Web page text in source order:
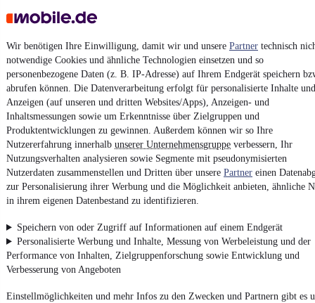
Wir benötigen Ihre Einwilligung, damit wir und unsere Partner technisch
notwendige Cookies und ähnliche Technologien einsetzen und so
personenbezogene Daten (z. B. IP-Adresse) auf Ihrem Endgerät speichern
abrufen können. Die Datenverarbeitung erfolgt für personalisierte Inhalte und
Anzeigen (auf unseren und dritten Websites/Apps), Anzeigen- und
Inhaltsmessungen sowie um Erkenntnisse über Zielgruppen und
Produktentwicklungen zu gewinnen. Außerdem können wir so Ihre
Nutzererfahrung innerhalb unserer Unternehmensgruppe verbessern, Ihr
Nutzungsverhalten analysieren sowie Segmente mit pseudonymisierten
Nutzerdaten zusammenstellen und Dritten über unsere Partner einen
zur Personalisierung ihrer Werbung und die Möglichkeit anbieten, ähnliche
in ihrem eigenen Datenbestand zu identifizieren.
Speichern von oder Zugriff auf Informationen auf einem Endgerät
Personalisierte Werbung und Inhalte, Messung von Werbeleistung und der
Performance von Inhalten, Zielgruppenforschung sowie Entwicklung und
Verbesserung von Angeboten
Einstellmöglichkeiten und mehr Infos zu den Zwecken und Partnern gibt es
Keine Inserate gefunden
¹MwSt. ausweisbar
Nutze mobile.de schnell und einfach
App installieren